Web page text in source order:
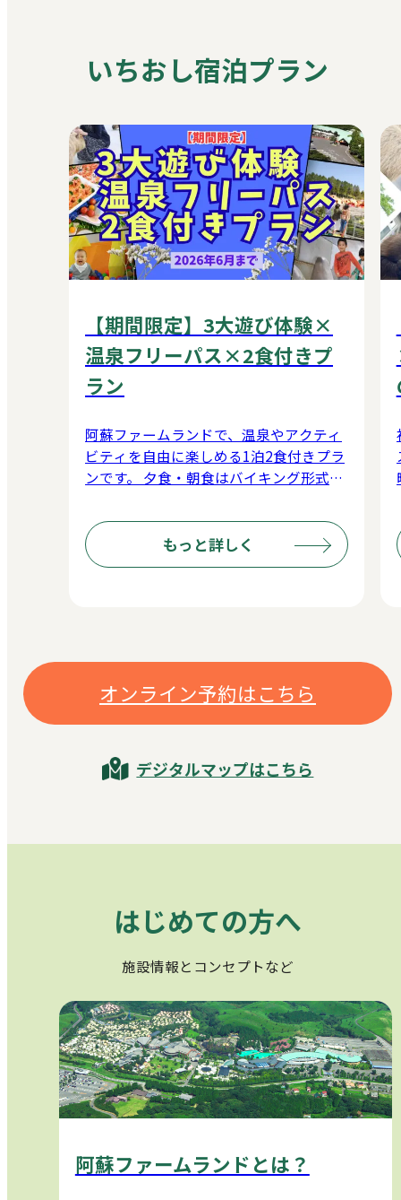
いちおし宿泊プラン
【期間限定】3大遊び体験×
温泉フリーパス×2食付きプ
ラン
阿蘇ファームランドで、温泉やアクティ
ビティを自由に楽しめる1泊2食付きプラ
ンです。 夕食・朝食はバイキング形式
分にお楽しみいただけます。阿蘇健康火
山温泉のフリーパス付きで、滞在中は好
きなだけ温泉三昧。さらに【元気の森】
設定期間：2026年4月1日～2026年9月30
もっと詳しく
オンライン予約はこちら
デジタルマップはこちら
はじめての方へ
施設情報とコンセプトなど
阿蘇ファームランドとは？